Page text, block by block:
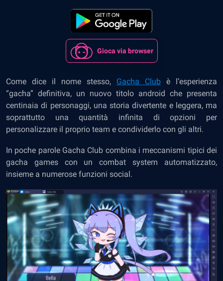
Gioca via browser
Come dice il nome stesso, Gacha Club è l’esperienza
“gacha” definitiva, un nuovo titolo android che presenta
centinaia di personaggi, una storia divertente e leggera, ma
soprattutto una quantità infinita di opzioni per
personalizzare il proprio team e condividerlo con gli altri.
In poche parole Gacha Club combina i meccanismi tipici dei
gacha games con un combat system automatizzato,
insieme a numerose funzioni social.